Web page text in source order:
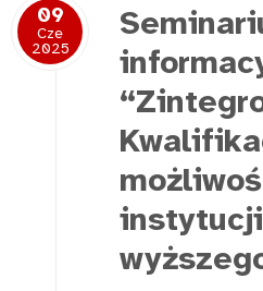
09
Cze
2025